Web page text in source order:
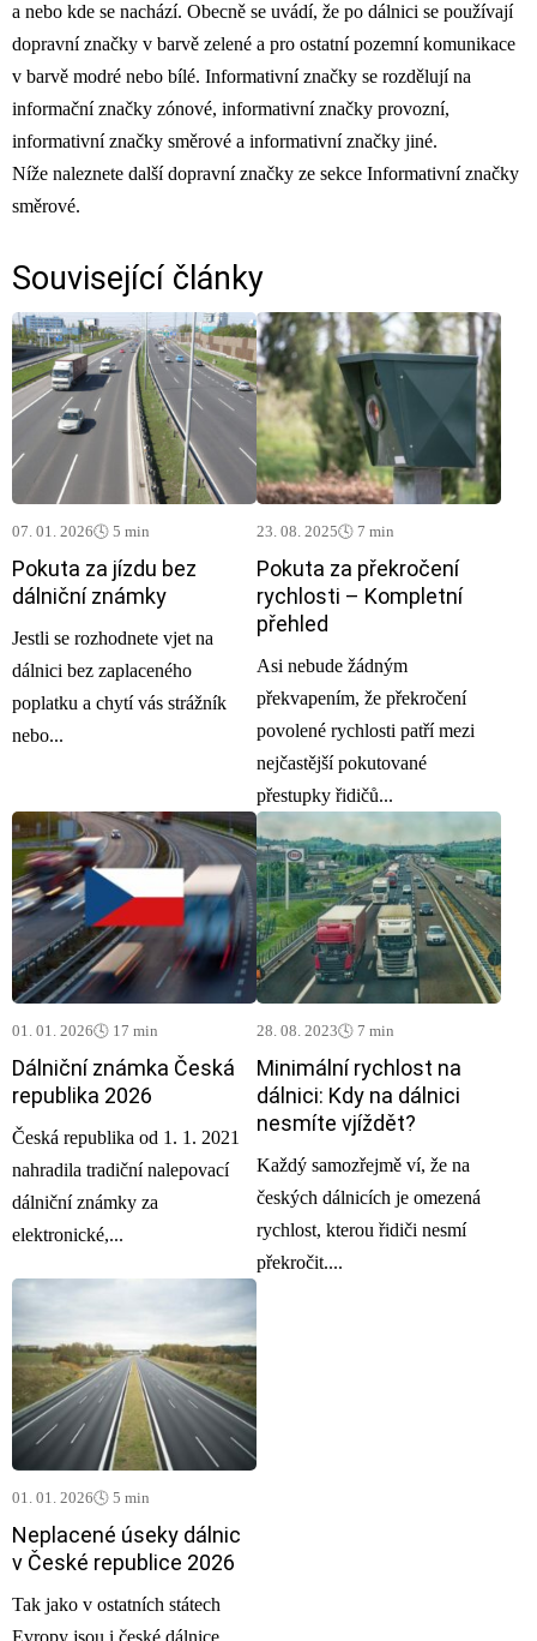
a nebo kde se nachází. Obecně se uvádí, že po dálnici se používají
dopravní značky v barvě zelené a pro ostatní pozemní komunikace
v barvě modré nebo bílé. Informativní značky se rozdělují na
informační značky zónové, informativní značky provozní,
informativní značky směrové a informativní značky jiné.
Níže naleznete další dopravní značky ze sekce Informativní značky
směrové.
Související články
07. 01. 2026🕓 5 min
Pokuta za jízdu bez
dálniční známky
Jestli se rozhodnete vjet na
dálnici bez zaplaceného
poplatku a chytí vás strážník
nebo...
23. 08. 2025🕓 7 min
Pokuta za překročení
rychlosti – Kompletní
přehled
Asi nebude žádným
překvapením, že překročení
povolené rychlosti patří mezi
nejčastější pokutované
přestupky řidičů...
01. 01. 2026🕓 17 min
Dálniční známka Česká
republika 2026
Česká republika od 1. 1. 2021
nahradila tradiční nalepovací
dálniční známky za
elektronické,...
28. 08. 2023🕓 7 min
Minimální rychlost na
dálnici: Kdy na dálnici
nesmíte vjíždět?
Každý samozřejmě ví, že na
českých dálnicích je omezená
rychlost, kterou řidiči nesmí
překročit....
01. 01. 2026🕓 5 min
Neplacené úseky dálnic
v České republice 2026
Tak jako v ostatních státech
Evropy jsou i české dálnice